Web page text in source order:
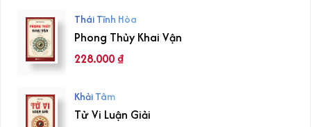
Thái Tĩnh Hòa
Phong Thủy Khai Vận
228.000₫
Khải Tâm
Tử Vi Luận Giải